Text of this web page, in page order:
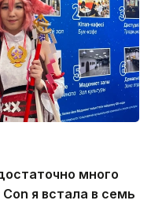
много
я встала в семь